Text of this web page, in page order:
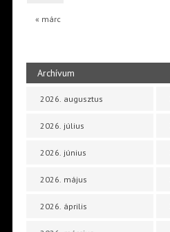
« márc
Archívum
2026. augusztus
2026. július
2026. június
2026. május
2026. április